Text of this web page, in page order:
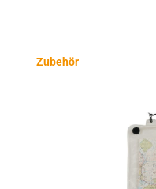
Produktgalerie überspringen
Zubehör